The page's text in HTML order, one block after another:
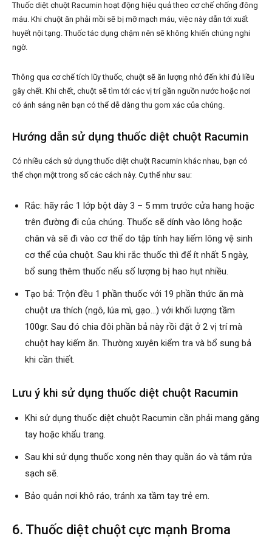
Thuốc diệt chuột Racumin hoạt động hiệu quả theo cơ chế chống đông
máu. Khi chuột ăn phải mồi sẽ bị mỡ mạch máu, việc này dẫn tới xuất
huyết nội tạng. Thuốc tác dụng chậm nên sẽ không khiến chúng nghi
ngờ.
Thông qua cơ chế tích lũy thuốc, chuột sẽ ăn lượng nhỏ đến khi đủ liều
gây chết. Khi chết, chuột sẽ tìm tới các vị trí gần nguồn nước hoặc nơi
có ánh sáng nên bạn có thể dễ dàng thu gom xác của chúng.
Hướng dẫn sử dụng thuốc diệt chuột Racumin
Có nhiều cách sử dụng thuốc diệt chuột Racumin khác nhau, bạn có
thể chọn một trong số các cách này. Cụ thể như sau:
Rắc: hãy rắc 1 lớp bột dày 3 – 5 mm trước cửa hang hoặc
trên đường đi của chúng. Thuốc sẽ dính vào lông hoặc
chân và sẽ đi vào cơ thể do tập tính hay liếm lông vệ sinh
cơ thể của chuột. Sau khi rắc thuốc thì để ít nhất 5 ngày,
bổ sung thêm thuốc nếu số lượng bị hao hụt nhiều.
Tạo bả: Trộn đều 1 phần thuốc với 19 phần thức ăn mà
chuột ưa thích (ngô, lúa mì, gạo…) với khối lượng tầm
100gr. Sau đó chia đôi phần bả này rồi đặt ở 2 vị trí mà
chuột hay kiếm ăn. Thường xuyên kiểm tra và bổ sung bả
khi cần thiết.
Lưu ý khi sử dụng thuốc diệt chuột Racumin
Khi sử dụng thuốc diệt chuột Racumin cần phải mang găng
tay hoặc khẩu trang.
Sau khi sử dụng thuốc xong nên thay quần áo và tắm rửa
sạch sẽ.
Bảo quản nơi khô ráo, tránh xa tầm tay trẻ em.
6. Thuốc diệt chuột cực mạnh Broma